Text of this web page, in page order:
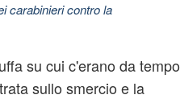
carabinieri contro la
su cui c'erano da tempo
sullo smercio e la